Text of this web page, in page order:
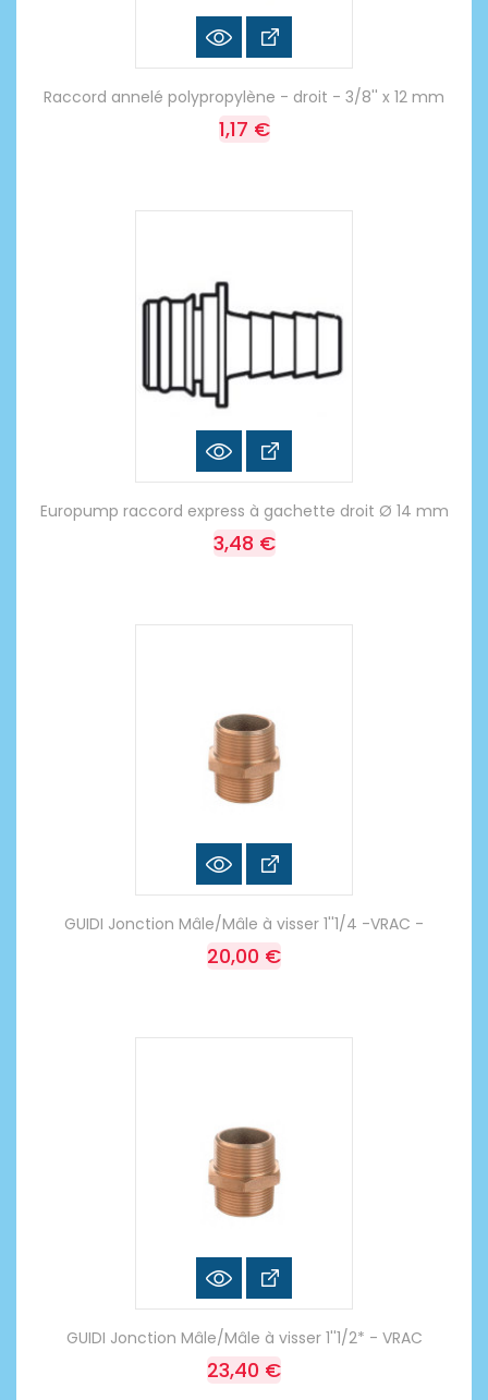
Raccord annelé polypropylène - droit - 3/8'' x 12 mm
1,17 €
Europump raccord express à gachette droit Ø 14 mm
3,48 €
GUIDI Jonction Mâle/Mâle à visser 1''1/4 -VRAC -
20,00 €
GUIDI Jonction Mâle/Mâle à visser 1''1/2* - VRAC
23,40 €